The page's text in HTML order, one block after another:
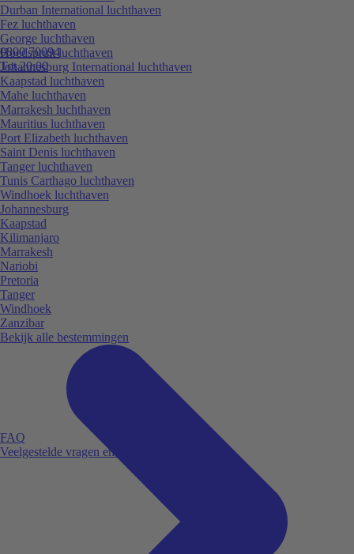
0800 70094
Tot 20:00
FAQ
Veelgestelde vragen en antwoorden.
Durban International luchthaven
Fez luchthaven
George luchthaven
Hoedspruit luchthaven
Johannesburg International luchthaven
Kaapstad luchthaven
Mahe luchthaven
Marrakesh luchthaven
Mauritius luchthaven
Port Elizabeth luchthaven
Saint Denis luchthaven
Tanger luchthaven
Tunis Carthago luchthaven
Windhoek luchthaven
Johannesburg
Kaapstad
Kilimanjaro
Marrakesh
Nariobi
Pretoria
Tanger
Windhoek
Zanzibar
Bekijk alle bestemmingen